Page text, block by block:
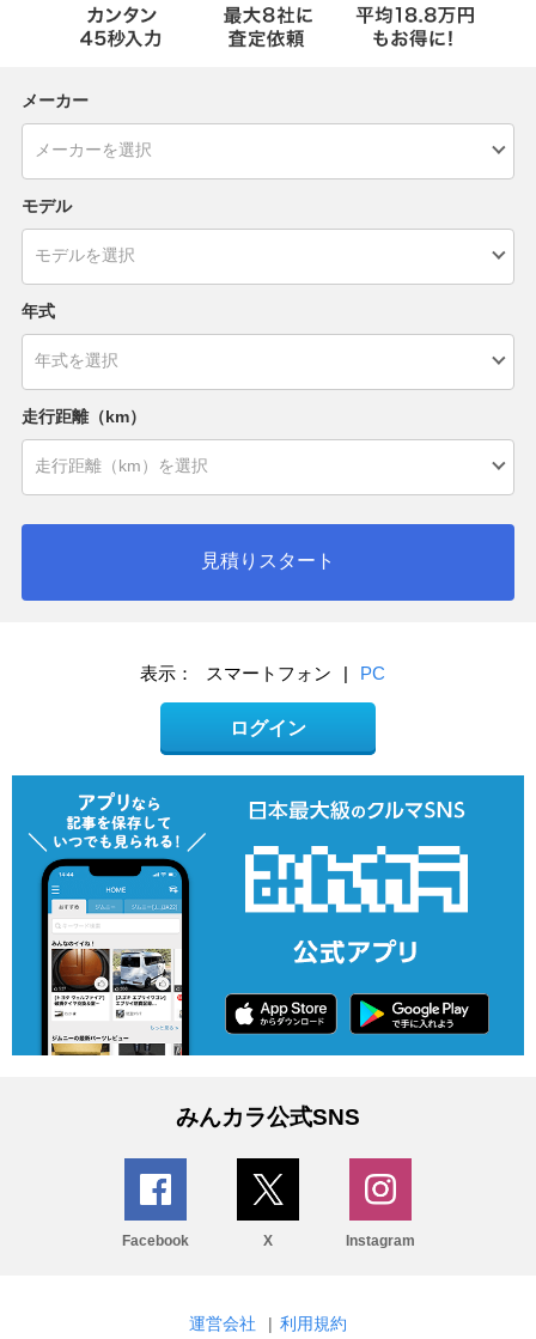
メーカー
モデル
年式
走行距離（km）
見積りスタート
表示： スマートフォン | PC
ログイン
みんカラ公式SNS
Facebook X Instagram
運営会社 | 利用規約